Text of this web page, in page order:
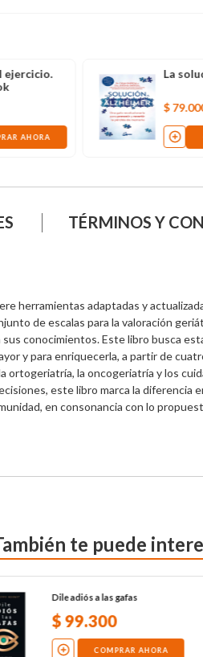
ejercicio.
AHORA
La
$ 79.
TÉRMINOS Y
herramientas adaptadas y
de escalas para la valoración
conocimientos. Este libro busca
y para enriquecerla, a partir de
ortogeriatría, la oncogeriatría y los
este libro marca la diferencia
en consonancia con lo
te puede
Dile adiós a las gafas
$99.300
COMPRAR AHORA